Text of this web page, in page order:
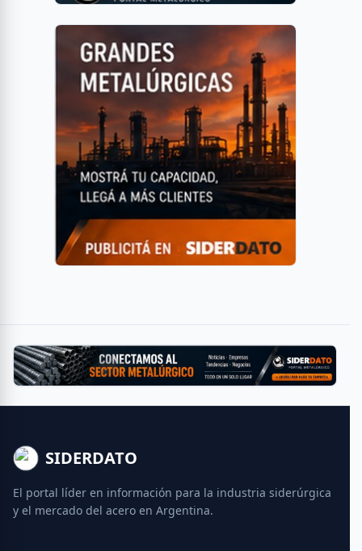
SIDERDATO
El portal líder en información para la industria siderúrgica
y el mercado del acero en Argentina.